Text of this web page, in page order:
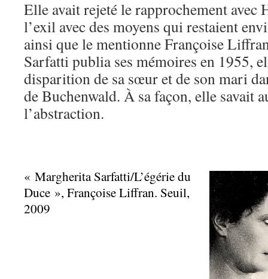
Elle avait rejeté le rapprochement avec
l’exil avec des moyens qui restaient
ainsi que le mentionne Françoise
Sarfatti publia ses mémoires en 1955,
disparition de sa sœur et de son mari
de Buchenwald. À sa façon, elle savait
l’abstraction.
« Margherita Sarfatti/L’égérie du
Duce », Françoise Liffran. Seuil,
2009